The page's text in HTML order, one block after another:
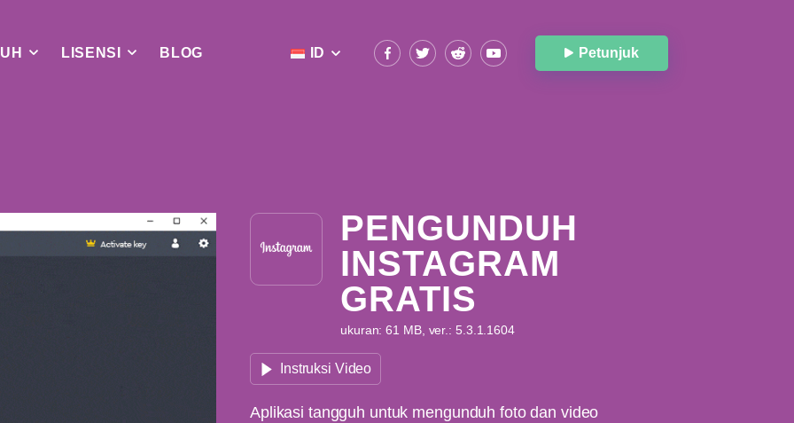
LISENSI BLOG ID Petunjuk
PENGUNDUH
INSTAGRAM
GRATIS
ukuran: 61 MB, ver.: 5.3.1.1604
Instruksi Video
Aplikasi tangguh untuk mengunduh foto dan video